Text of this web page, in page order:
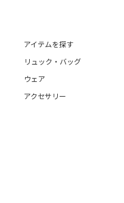
アイテムを探す
リュック・バッグ
ウェア
アクセサリー